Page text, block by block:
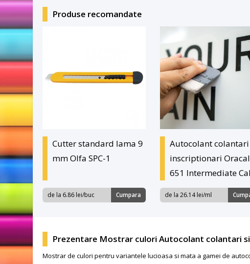
Produse recomandate
Cutter standard lama 9
mm Olfa SPC-1
de la 6.86 lei/buc Cumpara
Autocolant colantari
inscriptionari Oracal
651 Intermediate Cal
de la 26.14 lei/ml
Prezentare Mostrar culori Autocolant colantari
Mostrar de culori pentru variantele lucioasa si mata a gamei de